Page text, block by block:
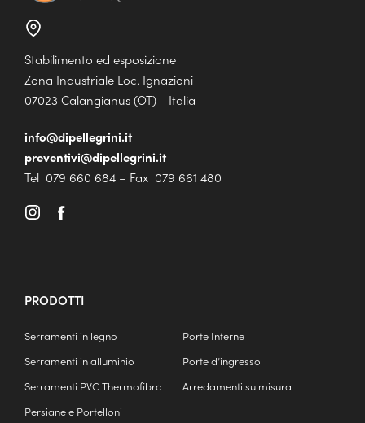
Stabilimento ed esposizione
Zona Industriale Loc. Ignazioni
07023 Calangianus (OT) - Italia
info@dipellegrini.it
preventivi@dipellegrini.it
Tel 079 660 684 – Fax 079 661 480
PRODOTTI
Serramenti in legno
Porte Interne
Serramenti in alluminio
Porte d’ingresso
Serramenti PVC Thermofibra
Arredamenti su misura
Persiane e Portelloni